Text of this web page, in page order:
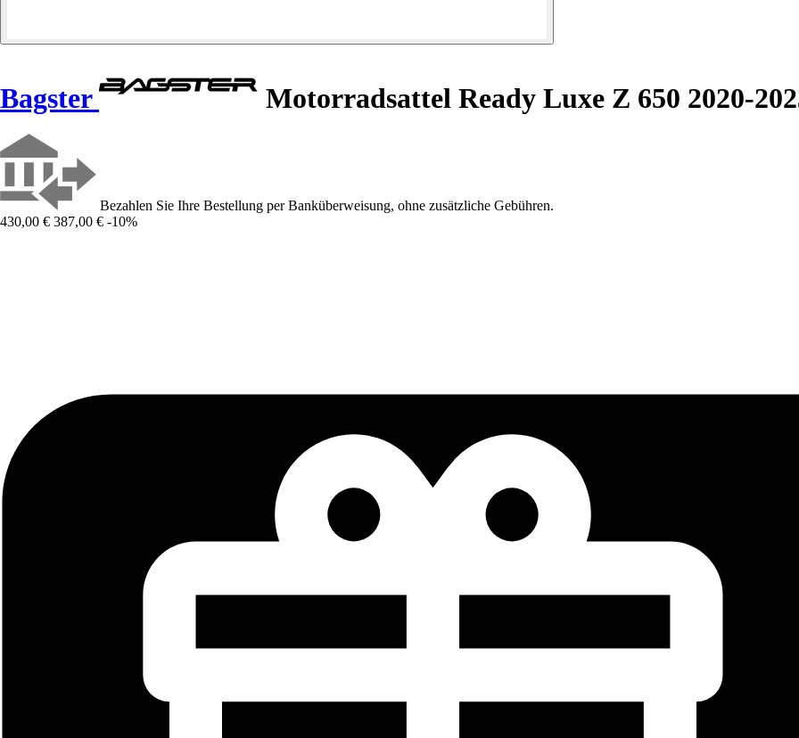
Bagster Motorradsattel Ready Luxe Z 650 2020-
Bezahlen Sie Ihre Bestellung per Banküberweisung, ohne zusätzliche Gebühren.
430,00 € 387,00 € -10%